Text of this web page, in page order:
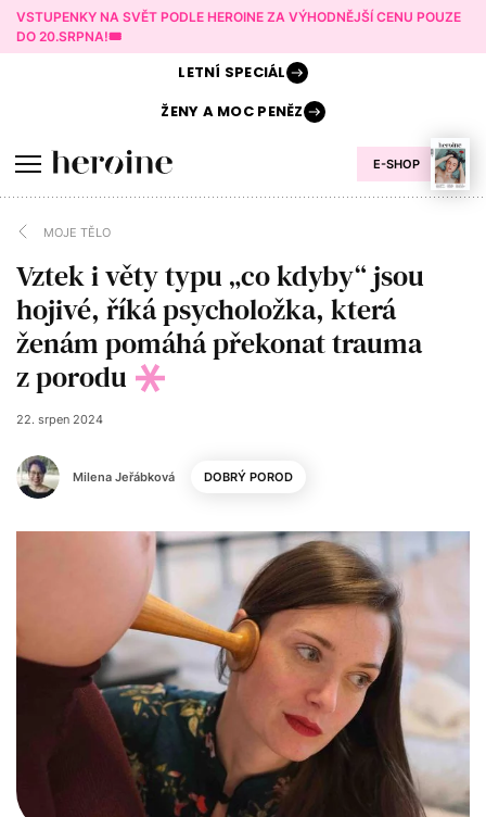
VSTUPENKY NA SVĚT PODLE HEROINE ZA VÝHODNĚJŠÍ CENU POUZE
DO 20.SRPNA!🎟️
E-SHOP
LETNÍ SPECIÁL
ŽENY AMOC PENĚZ
MOJE TĚLO
Vztek i věty typu „co kdyby“ jsou
hojivé, říká psycholožka, která
ženám pomáhá překonat trauma
z porodu
Milena Jeřábková
22. srpen 2024
DOBRÝ POROD